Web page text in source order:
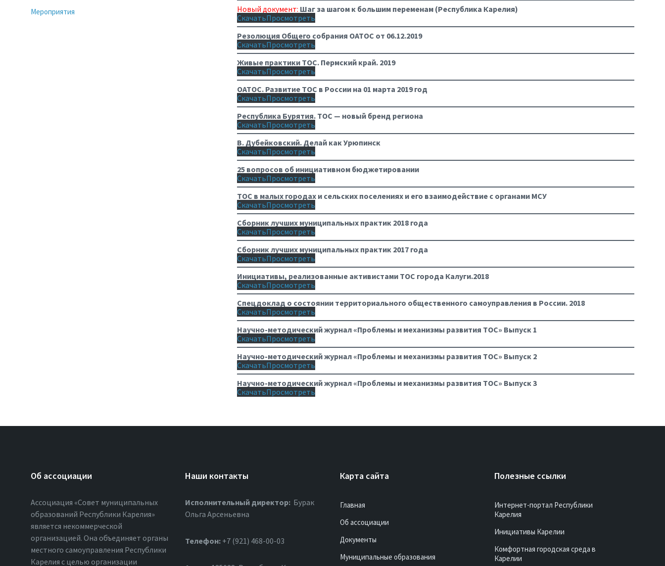
Новый документ: Шаг за шагом к большим переменам (Республика Карелия)
СкачатьПросмотреть
Резолюция Общего собрания ОАТОС от 06.12.2019
СкачатьПросмотреть
Живые практики ТОС. Пермский край. 2019
СкачатьПросмотреть
ОАТОС. Развитие ТОС в России на 01 марта 2019 год
СкачатьПросмотреть
Республика Бурятия. ТОС — новый бренд региона
СкачатьПросмотреть
В. Дубейковский. Делай как Урюпинск
СкачатьПросмотреть
25 вопросов об инициативном бюджетировании
СкачатьПросмотреть
ТОС в малых городах и сельских поселениях и его взаимодействие с органами МСУ
СкачатьПросмотреть
Сборник лучших муниципальных практик 2018 года
СкачатьПросмотреть
Сборник лучших муниципальных практик 2017 года
СкачатьПросмотреть
Инициативы, реализованные активистами ТОС города Калуги.2018
СкачатьПросмотреть
Спецдоклад о состоянии территориального общественного самоуправления в России. 2018
СкачатьПросмотреть
Научно-методический журнал «Проблемы и механизмы развития ТОС» Выпуск 1
СкачатьПросмотреть
Научно-методический журнал «Проблемы и механизмы развития ТОС» Выпуск 2
СкачатьПросмотреть
Научно-методический журнал «Проблемы и механизмы развития ТОС» Выпуск 3
СкачатьПросмотреть
Мероприятия
Об ассоциации
Ассоциация «Совет муниципальных
образований Республики Карелия»
является некоммерческой
организацией. Она объединяет органы
местного самоуправления Республики
Карелия с целью организации
Наши контакты
Исполнительный директор: Бурак
Ольга Арсеньевна
Телефон: +7 (921) 468-00-03
Карта сайта
Главная
Об ассоциации
Документы
Муниципальные образования
Полезные ссылки
Интернет-портал Республики
Карелия
Инициативы Карелии
Комфортная городская среда в
Карелии